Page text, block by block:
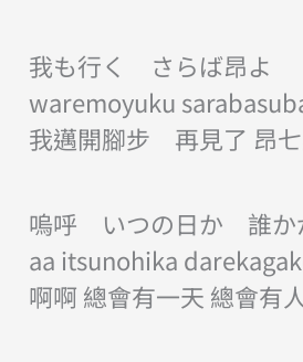
我も行く さらば昂よ
waremoyuku
我邁開腳步 再見了 昂
嗚呼 いつの日か 誰か
aa itsunohika
啊啊 總會有一天 總會有